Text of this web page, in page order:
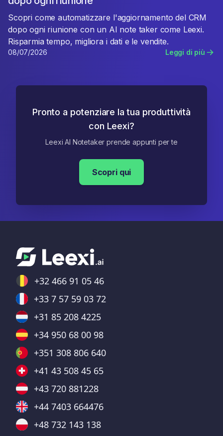
Scopri come automatizzare l'aggiornamento del CRM
dopo ogni riunione con un AI note taker come Leexi.
Risparmia tempo, migliora i dati e le vendite.
08/07/2026 Leggi di più
Pronto a potenziare la tua produttività
con Leexi?
Leexi AI Notetaker prende appunti per te
Scopri qui
+32 466 91 05 46
+33 7 57 59 03 72
+31 85 208 4225
+34 950 68 00 98
+351 308 806 640
+41 43 508 45 65
+43 720 881228
+44 7403 664476
+48 732 143 138